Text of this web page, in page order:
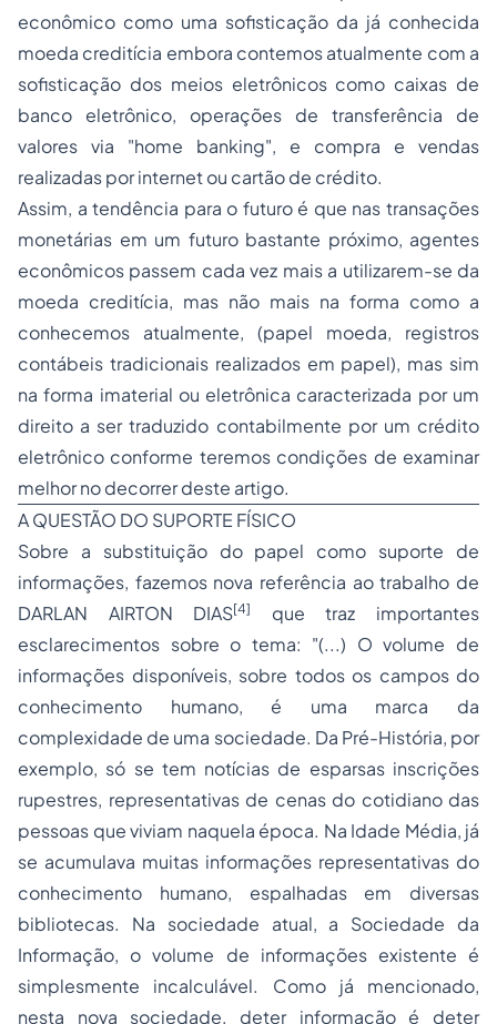
econômico como uma sofisticação da já conhecida
moeda creditícia embora contemos atualmente com a
sofisticação dos meios eletrônicos como caixas de
banco eletrônico, operações de transferência de
valores via "home banking", e compra e vendas
realizadas por internet ou cartão de crédito.
Assim, a tendência para o futuro é que nas transações
monetárias em um futuro bastante próximo, agentes
econômicos passem cada vez mais a utilizarem-se da
moeda creditícia, mas não mais na forma como a
conhecemos atualmente, (papel moeda, registros
contábeis tradicionais realizados em papel), mas sim
na forma imaterial ou eletrônica caracterizada por um
direito a ser traduzido contabilmente por um crédito
eletrônico conforme teremos condições de examinar
melhor no decorrer deste artigo.
A QUESTÃO DO SUPORTE FÍSICO
Sobre a substituição do papel como suporte de
informações, fazemos nova referência ao trabalho de
DARLAN AIRTON DIAS[4]
que traz importantes
esclarecimentos sobre o tema: "(...) O volume de
informações disponíveis, sobre todos os campos do
conhecimento humano, é uma marca da
complexidade de uma sociedade. Da Pré-História, por
exemplo, só se tem notícias de esparsas inscrições
rupestres, representativas de cenas do cotidiano das
pessoas que viviam naquela época. Na Idade Média, já
se acumulava muitas informações representativas do
conhecimento humano, espalhadas em diversas
bibliotecas. Na sociedade atual, a Sociedade da
Informação, o volume de informações existente é
simplesmente incalculável. Como já mencionado,
nesta nova sociedade, deter informação é deter